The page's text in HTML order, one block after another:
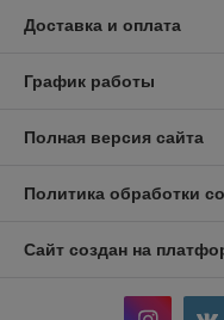
Доставка и оплата
График работы
Полная версия сайта
Политика обработки
Сайт создан на